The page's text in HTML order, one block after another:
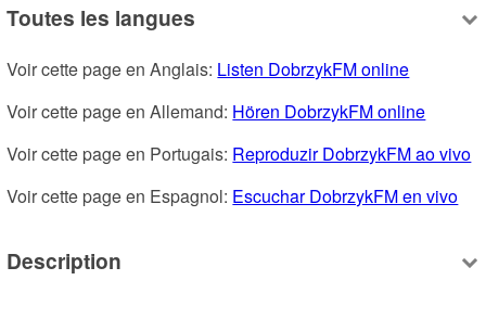
Toutes les langues
Voir cette page en Anglais: Listen DobrzykFM online
Voir cette page en Allemand: Hören DobrzykFM online
Voir cette page en Portugais: Reproduzir DobrzykFM ao vivo
Voir cette page en Espagnol: Escuchar DobrzykFM en vivo
Description